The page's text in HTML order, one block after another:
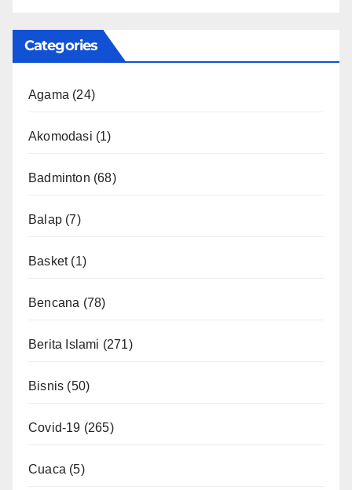
Categories
Agama (24)
Akomodasi (1)
Badminton (68)
Balap (7)
Basket(1)
Bencana (78)
Berita Islami (271)
Bisnis (50)
Covid-19 (265)
Cuaca (5)